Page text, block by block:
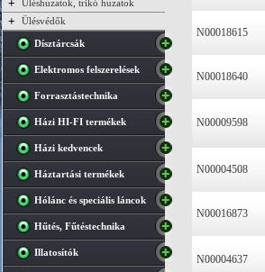
+ Üléshuzatok, trikó huzatok
+ Ülésvédők
Dísztárcsák
Elektromos felszerelések
Forrasztástechnika
Házi HI-FI termékek
Házi kedvencek
Háztartási termékek
Hólánc és speciális láncok
Hűtés, Fűtéstechnika
Illatosítók
N00018615
N00018640
N00009598
N00004508
N00016873
N00004637